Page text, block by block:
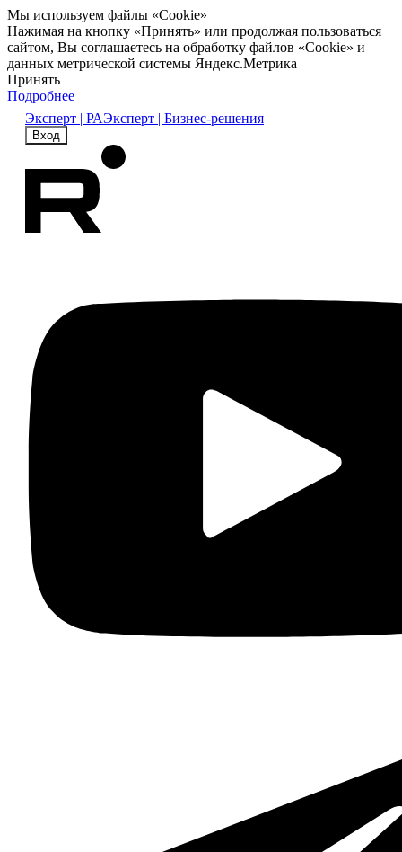
Мы используем файлы «Cookie»
Нажимая на кнопку «Принять» или продолжая пользоваться
сайтом, Вы соглашаетесь на обработку файлов «Cookie» и
данных метрической системы Яндекс.Метрика
Принять
Подробнее
Эксперт | РАЭксперт | Бизнес-решения
Вход